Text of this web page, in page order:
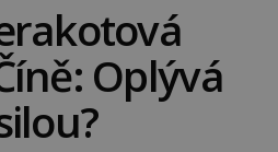
Oplývá